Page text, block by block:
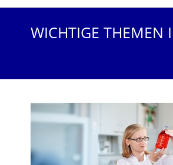
WICHTIGE THEMEN